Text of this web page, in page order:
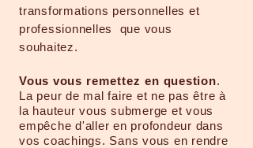
transformations personnelles et
professionnelles que vous
souhaitez.
Vous vous remettez en question.
La peur de mal faire et ne pas être à
la hauteur vous submerge et vous
empêche d'aller en profondeur dans
vos coachings. Sans vous en rendre